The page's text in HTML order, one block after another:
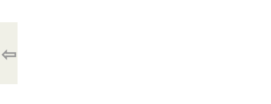
⇦